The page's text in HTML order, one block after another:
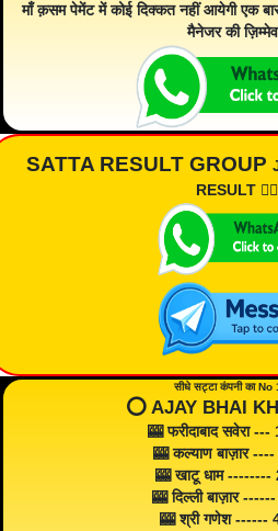
माँ क़सम पेमेंट में कोई दिक्कत नहीं आयेगी एक
मैनेजर की
SATTA RESULT GROUP
RESULT
सीधे सट्टा कंपनी का No
⭕️ AJAY BHAI
🎰 फरीदाबाद सवेरा
🎰 कल्याण बाज़ार
🎰 खाटू धाम --------
🎰 दिल्ली बाज़ार
🎰 श्री गणेश ------